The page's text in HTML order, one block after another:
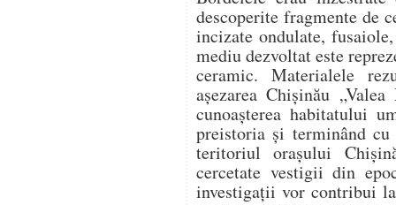
descoperite fragmente de
incizate ondulate,
mediu dezvoltat este
ceramic. Materialele
aşezarea Chişinău
cunoaşterea habitatului
preistoria şi terminând cu
teritoriul oraşului
cercetate vestigii din
investigaţii vor contribui